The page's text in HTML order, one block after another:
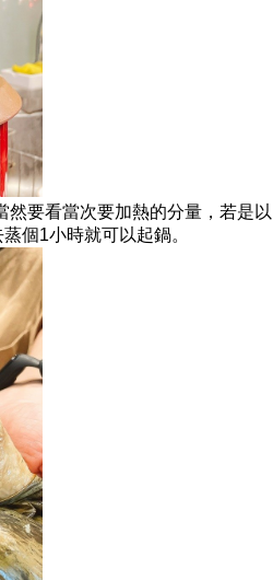
要看當次要加熱的分量，若是以
個1小時就可以起鍋。